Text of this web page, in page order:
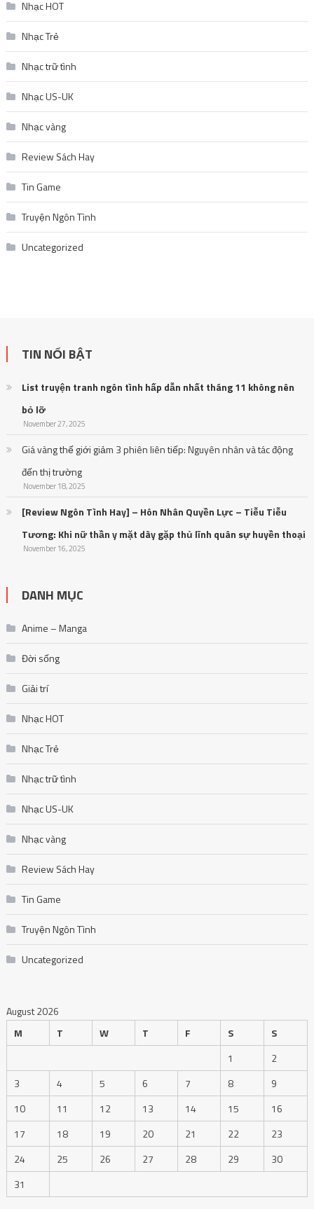
Nhạc HOT
Nhạc Trẻ
Nhạc trữ tình
Nhạc US-UK
Nhạc vàng
Review Sách Hay
Tin Game
Truyện Ngôn Tình
Uncategorized
TIN NỔI BẬT
List truyện tranh ngôn tình hấp dẫn nhất tháng 11 không nên
bỏ lỡ
November 27, 2025
Giá vàng thế giới giảm 3 phiên liên tiếp: Nguyên nhân và tác động
đến thị trường
November 18, 2025
[Review Ngôn Tình Hay] – Hôn Nhân Quyền Lực – Tiễu Tiễu
Tương: Khi nữ thần y mặt dày gặp thủ lĩnh quân sự huyền thoại
November 16, 2025
DANH MỤC
Anime – Manga
Đời sống
Giải trí
Nhạc HOT
Nhạc Trẻ
Nhạc trữ tình
Nhạc US-UK
Nhạc vàng
Review Sách Hay
Tin Game
Truyện Ngôn Tình
Uncategorized
August 2026
M
T W T F S
S
1
2
3
4 5 6 7 8
9
10
11 12 13 14 15
16
17
18 19 20 21 22
23
24
25 26 27 28 29
30
31